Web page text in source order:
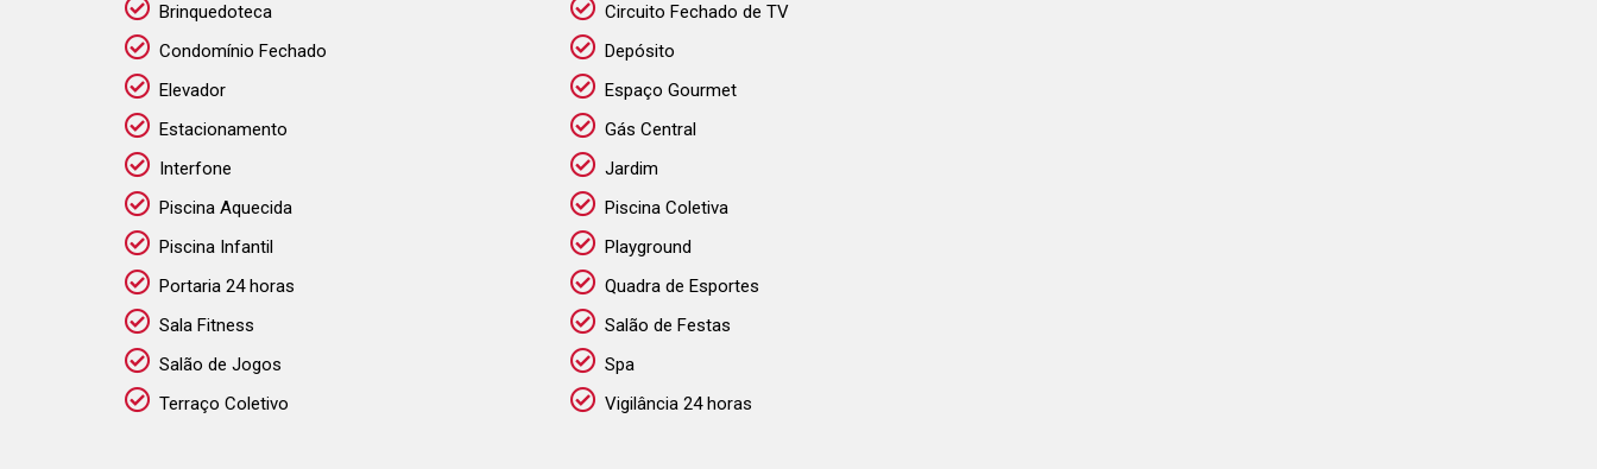
Brinquedoteca
Circuito Fechado de TV
Condomínio Fechado
Depósito
Elevador
Espaço Gourmet
Estacionamento
Gás Central
Interfone
Jardim
Piscina Aquecida
Piscina Coletiva
Piscina Infantil
Playground
Portaria 24 horas
Quadra de Esportes
Sala Fitness
Salão de Festas
Salão de Jogos
Spa
Terraço Coletivo
Vigilância 24 horas